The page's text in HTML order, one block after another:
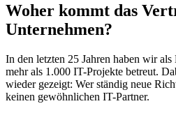
Woher kommt das
Unternehmen?
In den letzten 25 Jahren haben wir
mehr als 1.000 IT-Projekte betreut.
wieder gezeigt: Wer ständig neue
keinen gewöhnlichen IT-Partner.